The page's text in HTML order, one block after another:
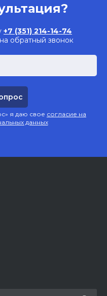
+7 (351) 214-14-74
обратный звонок
я даю свое согласие на
данных